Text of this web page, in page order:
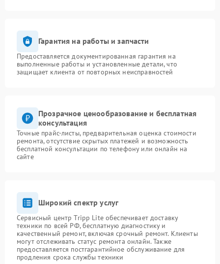
Гарантия на работы и запчасти
Предоставляется документированная гарантия на
выполненные работы и установленные детали, что
защищает клиента от повторных неисправностей
Прозрачное ценообразование и бесплатная
консультация
Точные прайс-листы, предварительная оценка стоимости
ремонта, отсутствие скрытых платежей и возможность
бесплатной консультации по телефону или онлайн на
сайте
Широкий спектр услуг
Сервисный центр Tripp Lite обеспечивает доставку
техники по всей РФ, бесплатную диагностику и
качественный ремонт, включая срочный ремонт. Клиенты
могут отслеживать статус ремонта онлайн. Также
предоставляется постгарантийное обслуживание для
продления срока службы техники